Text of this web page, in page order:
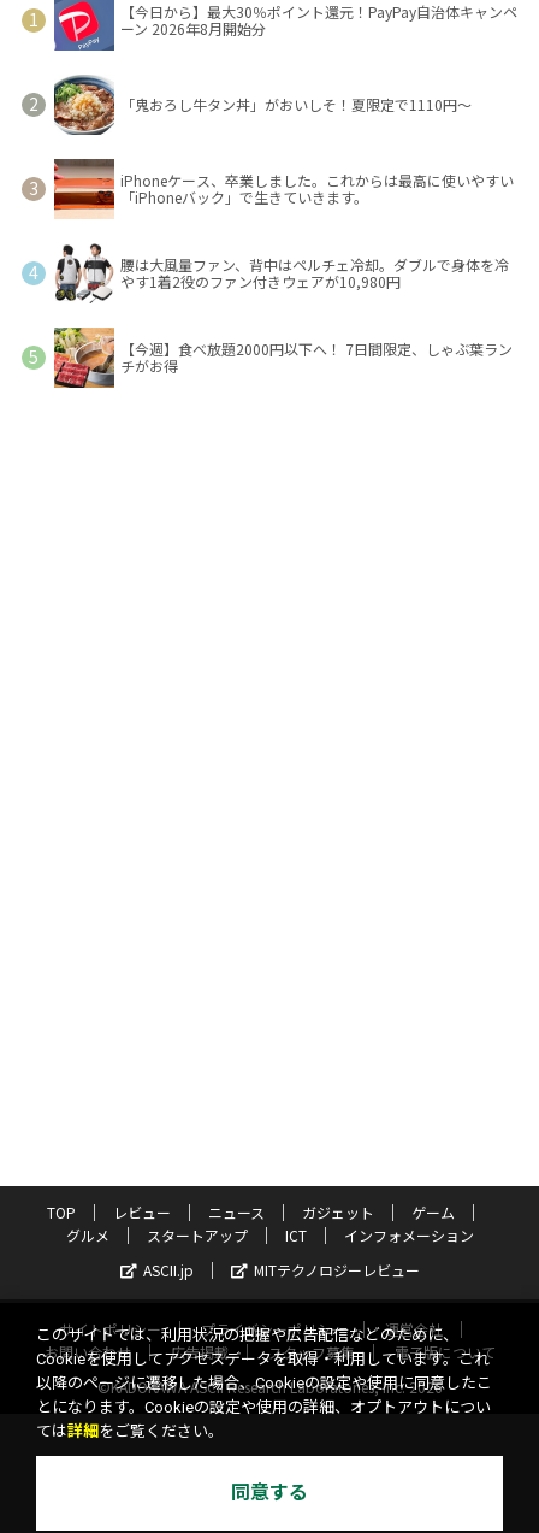
【今日から】最大30％ポイント還元！PayPay自治体キャンペ
ーン 2026年8月開始分
「鬼おろし牛タン丼」がおいしそ！夏限定で1110円～
iPhoneケース、卒業しました。これからは最高に使いやすい
「iPhoneバック」で生きていきます。
腰は大風量ファン、背中はペルチェ冷却。ダブルで身体を冷
やす1着2役のファン付きウェアが10,980円
【今週】食べ放題2000円以下へ！ 7日間限定、しゃぶ葉ラン
チがお得
TOP レビュー ニュース ガジェット
ゲーム
グルメ
スタートアップ ICT
インフォメーション
ASCII.jp
MITテクノロジーレビュー
サイトポリシー プライバシーポリシー
運営会社
お問い合わせ
広告掲載 スタッフ募集
電子版について
©KADOKAWA ASCII Research Laboratories, Inc. 2026
このサイトでは、利用状況の把握や広告配信などのために、
Cookieを使用してアクセスデータを取得・利用しています。これ
以降のページに遷移した場合、Cookieの設定や使用に同意したこ
とになります。Cookieの設定や使用の詳細、オプトアウトについ
ては詳細 をご覧ください。
同意する